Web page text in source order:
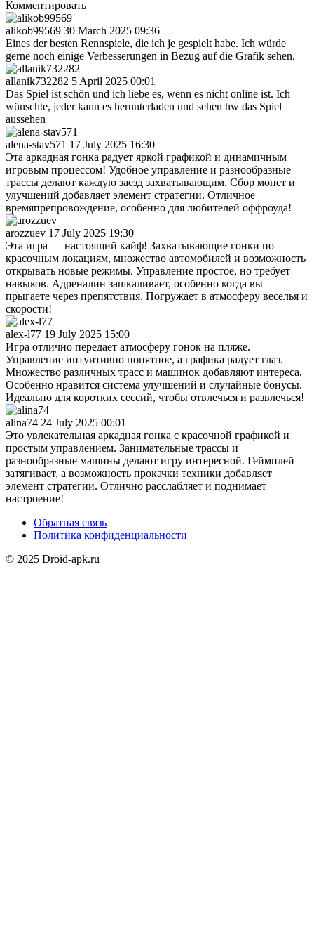
Комментировать
alikob99569 30 March 2025 09:36
Eines der besten Rennspiele, die ich je gespielt habe. Ich würde
gerne noch einige Verbesserungen in Bezug auf die Grafik sehen.
allanik732282 5 April 2025 00:01
Das Spiel ist schön und ich liebe es, wenn es nicht online ist. Ich
wünschte, jeder kann es herunterladen und sehen hw das Spiel
aussehen
alena-stav571 17 July 2025 16:30
Эта аркадная гонка радует яркой графикой и динамичным
игровым процессом! Удобное управление и разнообразные
трассы делают каждую заезд захватывающим. Сбор монет и
улучшений добавляет элемент стратегии. Отличное
времяпрепровождение, особенно для любителей оффроуда!
arozzuev 17 July 2025 19:30
Эта игра — настоящий кайф! Захватывающие гонки по
красочным локациям, множество автомобилей и возможность
открывать новые режимы. Управление простое, но требует
навыков. Адреналин зашкаливает, особенно когда вы
прыгаете через препятствия. Погружает в атмосферу веселья и
скорости!
alex-l77 19 July 2025 15:00
Игра отлично передает атмосферу гонок на пляже.
Управление интуитивно понятное, а графика радует глаз.
Множество различных трасс и машинок добавляют интереса.
Особенно нравится система улучшений и случайные бонусы.
Идеально для коротких сессий, чтобы отвлечься и развлечься!
alina74 24 July 2025 00:01
Это увлекательная аркадная гонка с красочной графикой и
простым управлением. Занимательные трассы и
разнообразные машины делают игру интересной. Геймплей
затягивает, а возможность прокачки техники добавляет
элемент стратегии. Отлично расслабляет и поднимает
настроение!
Обратная связь
Политика конфиденциальности
© 2025 Droid-apk.ru